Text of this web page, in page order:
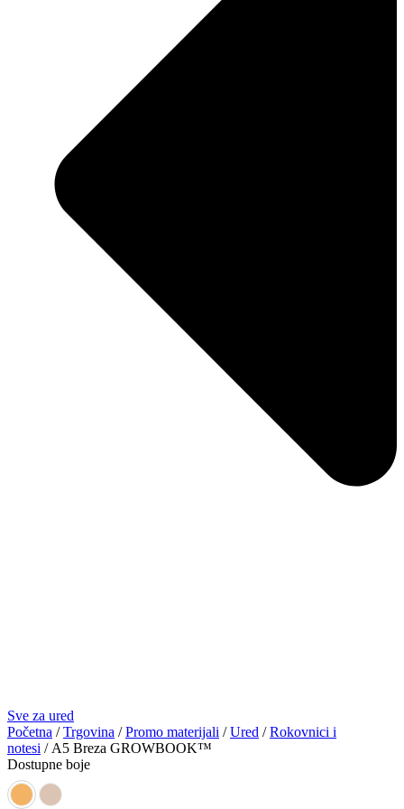
Sve za ured
Početna /Trgovina /Promo materijali /Ured /Rokovnici i
notesi / A5 Breza GROWBOOK™
Dostupne boje